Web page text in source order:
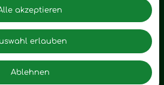
Ablehnen
erlauben
akzeptieren
Romantik
Motivation
Seelischer Schlag